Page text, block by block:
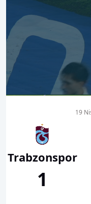
Trabzonspor
1
19